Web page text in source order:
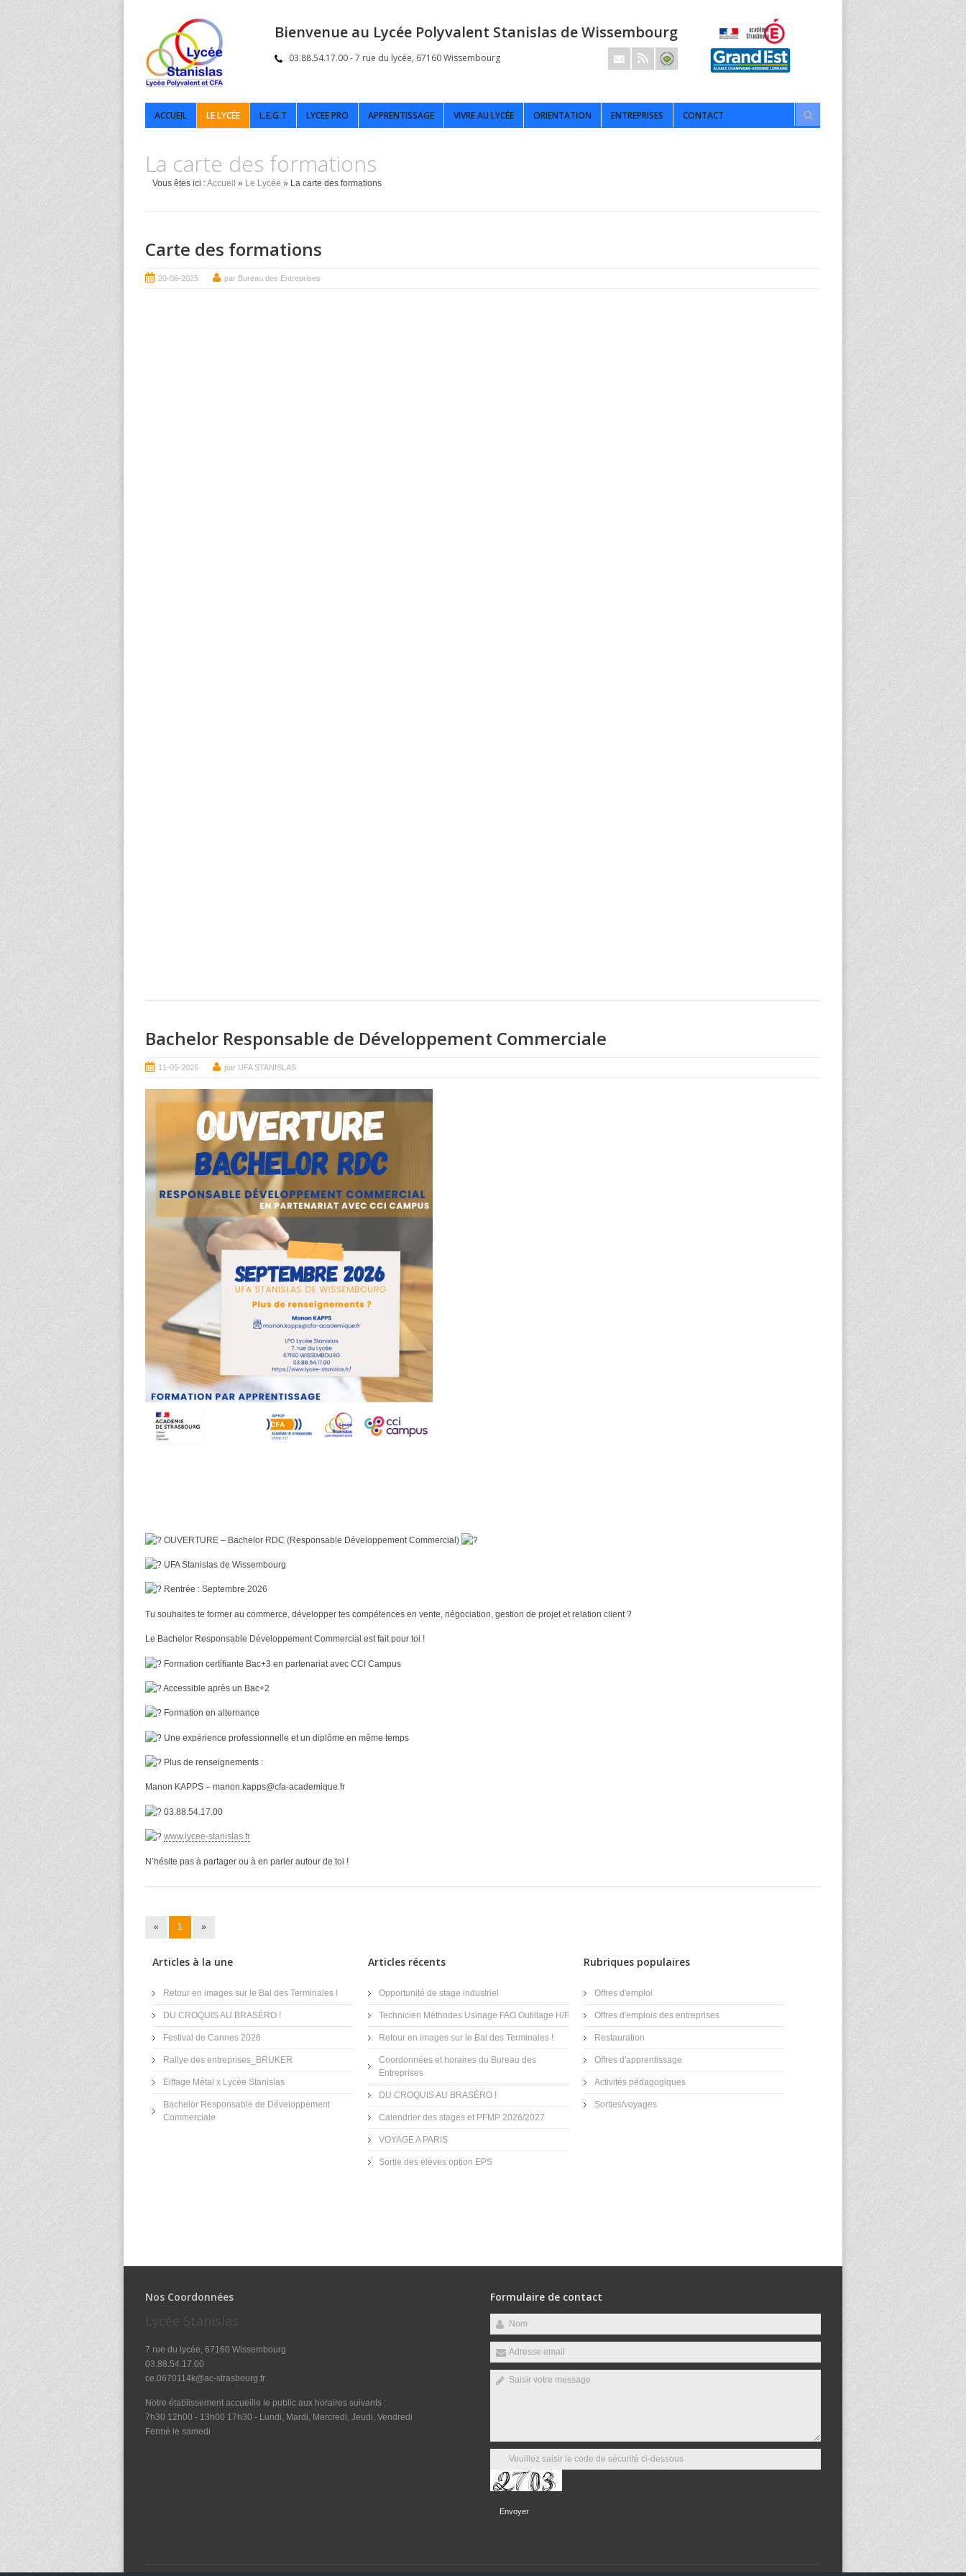
Bienvenue au Lycée Polyvalent Stanislas de Wissembourg
03.88.54.17.00 - 7 rue du lycée, 67160 Wissembourg
ACCUEIL LE LYCÉE L.E.G.T LYCEE PRO APPRENTISSAGE VIVRE AU LYCÉE ORIENTATION ENTREPRISES CONTACT
La carte des formations
Vous êtes ici :Accueil » Le Lycée » La carte des formations
Carte des formations
20-06-2025 par Bureau des Entreprises
Bachelor Responsable de Développement Commerciale
11-05-2026 par UFA STANISLAS
OUVERTURE – Bachelor RDC (Responsable Développement Commercial)
UFA Stanislas de Wissembourg
Rentrée : Septembre 2026
Tu souhaites te former au commerce, développer tes compétences en vente, négociation, gestion de projet et relation client ?
Le Bachelor Responsable Développement Commercial est fait pour toi !
Formation certifiante Bac+3 en partenariat avec CCI Campus
Accessible après un Bac+2
Formation en alternance
Une expérience professionnelle et un diplôme en même temps
Plus de renseignements :
Manon KAPPS – manon.kapps@cfa-academique.fr
03.88.54.17.00
www.lycee-stanislas.fr
N’hésite pas à partager ou à en parler autour de toi !
« 1 »
Articles à la une
Retour en images sur le Bal des Terminales !
DU CROQUIS AU BRASÉRO !
Festival de Cannes 2026
Rallye des entreprises_BRUKER
Eiffage Métal x Lycée Stanislas
Bachelor Responsable de Développement
Commerciale
Articles récents
Opportunité de stage industriel
Technicien Méthodes Usinage FAO Outillage H/F
Retour en images sur le Bal des Terminales !
Coordonnées et horaires du Bureau des
Entreprises
DU CROQUIS AU BRASÉRO !
Calendrier des stages et PFMP 2026/2027
VOYAGE A PARIS
Sortie des élèves option EPS
Rubriques populaires
Offres d'emploi
Offres d'emplois des entreprises
Restauration
Offres d'apprentissage
Activités pédagogiques
Sorties/voyages
Nos Coordonnées
Lycée Stanislas
7 rue du lycée, 67160 Wissembourg
03.88.54.17.00
ce.0670114k@ac-strasbourg.fr
Notre établissement accueille le public aux horaires suivants :
7h30 12h00 - 13h00 17h30 - Lundi, Mardi, Mercredi, Jeudi, Vendredi
Fermé le samedi
Formulaire de contact
Envoyer